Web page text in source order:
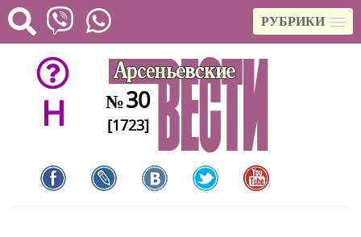
РУБРИКИ
H №30
[1723]